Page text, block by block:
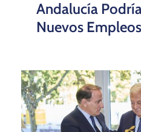
Andalucía
Nuevos